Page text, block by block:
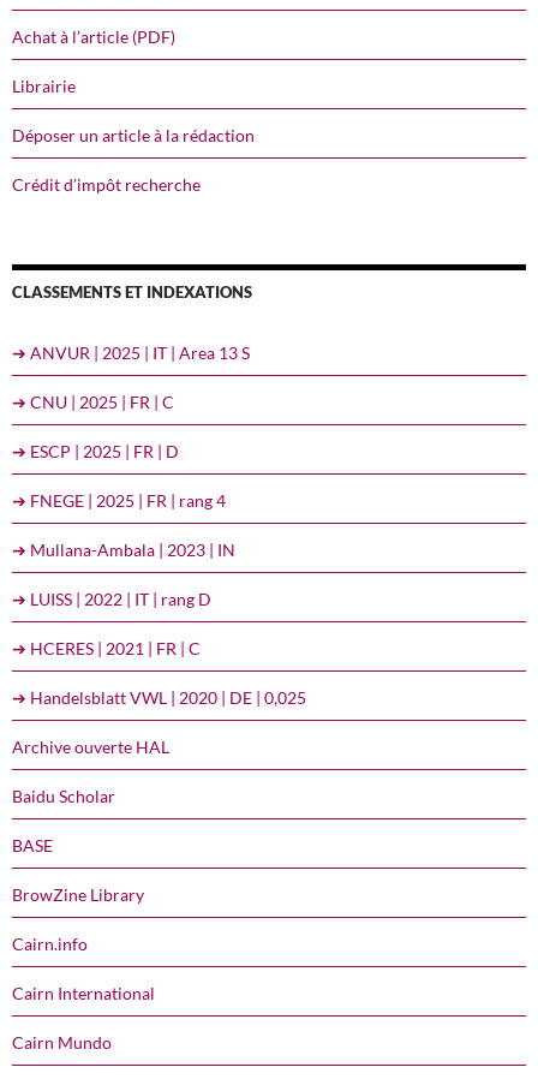
Achat à l’article (PDF)
Librairie
Déposer un article à la rédaction
Crédit d’impôt recherche
CLASSEMENTS ET INDEXATIONS
➔ ANVUR | 2025 | IT | Area 13 S
➔ CNU | 2025 | FR | C
➔ ESCP | 2025 | FR | D
➔ FNEGE | 2025 | FR | rang 4
➔ Mullana-Ambala | 2023 | IN
➔ LUISS | 2022 | IT | rang D
➔ HCERES | 2021 | FR | C
➔ Handelsblatt VWL | 2020 | DE | 0,025
Archive ouverte HAL
Baidu Scholar
BASE
BrowZine Library
Cairn.info
Cairn International
Cairn Mundo